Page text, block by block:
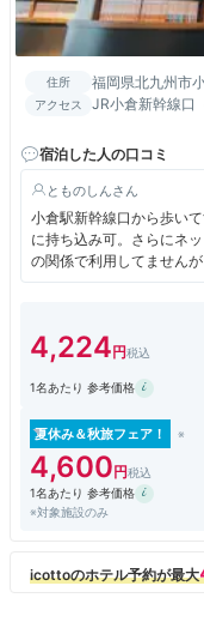
住所 福岡県北九州市
アクセス JR小倉新幹線口
宿泊した人の口コミ
とものしん
小倉駅新幹線口から歩い
に持ち込み可。さらにネ
の関係で利用してません
した。部屋のつくりはシ
て混みあいます。
4,224
1名あたり 参考価格
夏休み＆秋旅フェア！
4,600
1名あたり 参考価格
※対象施設のみ